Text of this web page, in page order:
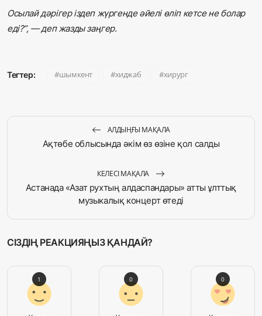
Осылай дәрігер іздеп жүргенде әйелі өліп кетсе не болар
еді?”, — деп жазды заңгер.
Тегтер: шымкент хиджаб хирург
АЛДЫҢҒЫ МАҚАЛА
Ақтөбе облысында әкім өз өзіне қол салды
КЕЛЕСІ МАҚАЛА
Астанада «Азат рухтың алдаспандары» атты ұлттық
музыкалық концерт өтеді
СІЗДІҢ РЕАКЦИЯҢЫЗ ҚАНДАЙ?
1 0 0